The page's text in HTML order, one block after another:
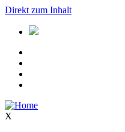
Direkt zum Inhalt
X